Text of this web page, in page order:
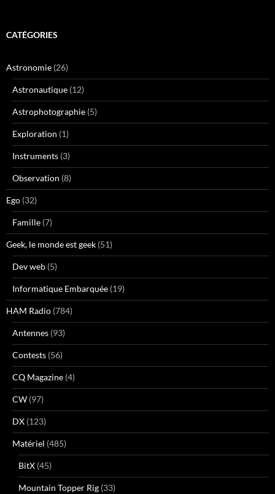
CATÉGORIES
Astronomie (26)
Astronautique (12)
Astrophotographie (5)
Exploration (1)
Instruments (3)
Observation (8)
Ego (32)
Famille (7)
Geek, le monde est geek (51)
Dev web (5)
Informatique Embarquée (19)
HAM Radio (784)
Antennes (93)
Contests (56)
CQ Magazine (4)
CW (97)
DX (123)
Matériel (485)
BitX (45)
Mountain Topper Rig (33)